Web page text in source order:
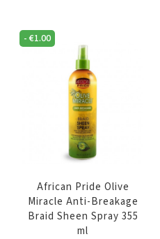
-€1.00
African Pride Olive
Miracle Anti-Breakage
Braid Sheen Spray 355
ml